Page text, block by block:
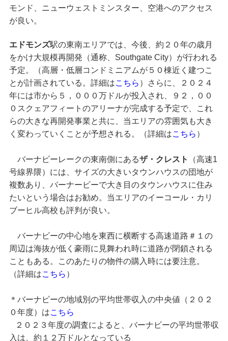
モンド、ニューウェストミンスター、空港へのアクセス
が良い。
エドモンズ駅の東南エリアでは、今後、約２０年の歳月
をかけ大規模再開発（通称、Southgate City）が行われる
予定。（高層・低層コンドミニアムが５０棟近く建つこ
とが計画されている。詳細はこちら ）さらに、２０２４
年には市から５，０００万ドルが投入され、９２，００
０スクェアフィートのアリーナが完成する予定で、これ
らの大きな再開発事業と共に、当エリアの雰囲気も大き
く変わっていくことが予想される。（詳細はこちら ）
バーナビーレークの東南側にあるザ・クレスト
（高速1
号線界隈）には、サイズの大きいタウンハウスの団地が
複数あり、バーナービーで大き目のタウンハウスに住み
たいという場合はお勧め。当エリアのイーコール・カリ
ブーヒル高校も評判が良い。
バーナビーの中心地を東西に横断する高速道路＃１の
周辺は海抜が低く豪雨に見舞われ時に道路が閉鎖される
こともある。このあたりの物件の購入時には要注意。
（詳細はこちら ）
＊バーナビーの地域別の平均世帯収入の中央値（２０２
０年度）はこちら
２０２３年度の調査によると、バーナビーの平均世帯収
入は、約１２万ドルとなっている